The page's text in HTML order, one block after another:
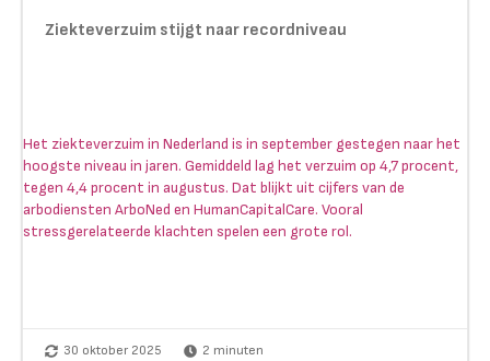
Ziekteverzuim stijgt naar recordniveau
Het ziekteverzuim in Nederland is in september gestegen naar het
hoogste niveau in jaren. Gemiddeld lag het verzuim op 4,7 procent,
tegen 4,4 procent in augustus. Dat blijkt uit cijfers van de
arbodiensten ArboNed en HumanCapitalCare. Vooral
stressgerelateerde klachten spelen een grote rol.
30 oktober 2025 2 minuten